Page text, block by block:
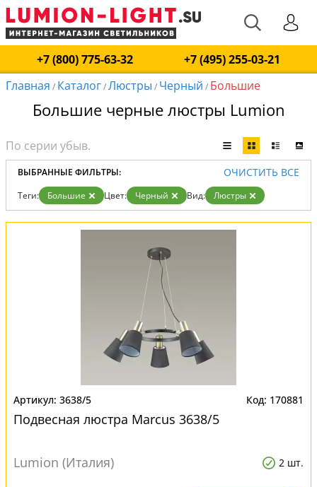
+7 (800) 775-63-32
+7 (495) 255-03-21
Главная / Каталог/Люстры / Черный / Большие
Большие черные люстры Lumion
ВЫБРАННЫЕ ФИЛЬТРЫ: ОЧИСТИТЬ ВСЕ
Теги: Большие Цвет: Черный Вид: Люстры
3638/5 170881
Подвесная люстра Marcus 3638/5
Lumion (Италия) 2 шт.